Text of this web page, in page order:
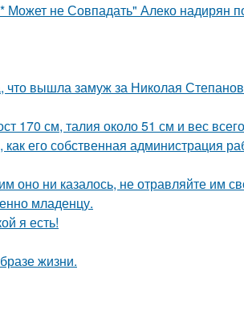
не Совпадать" Алеко надирян
вышла замуж за Николая
170 см, талия около 51 см и вес всего
его собственная администрация
оно ни казалось, не отравляйте им
младенцу.
я есть!
жизни.